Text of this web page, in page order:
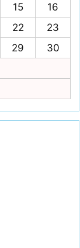
15
16
22
23
29
30